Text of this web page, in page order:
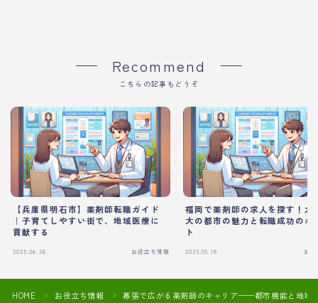
Recommend
こちらの記事もどうぞ
【兵庫県明石市】薬剤師転職ガイド
｜子育てしやすい街で、地域医療に
貢献する
2025.06.26 お役立ち情報
福岡で薬剤師の求人を探す！九
大の都市の魅力と転職成功のポ
ト
2025.05.18 お
HOME ＞ お役立ち情報 ＞ 幕張で広がる薬剤師のキャリア──都市機能と地域